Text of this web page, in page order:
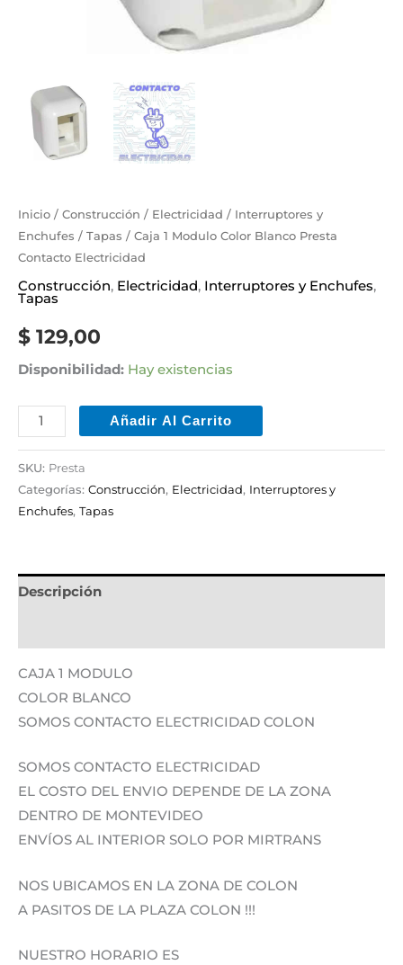
Inicio / Construcción / Electricidad / Interruptores y
Enchufes / Tapas / Caja 1 Modulo Color Blanco Presta
Contacto Electricidad
Construcción, Electricidad, Interruptores y Enchufes,
Tapas
$ 129,00
Disponibilidad: Hay existencias
Añadir Al Carrito
SKU: Presta
Categorías: Construcción, Electricidad, Interruptores y
Enchufes, Tapas
Descripción
CAJA 1 MODULO
COLOR BLANCO
SOMOS CONTACTO ELECTRICIDAD COLON
SOMOS CONTACTO ELECTRICIDAD
EL COSTO DEL ENVIO DEPENDE DE LA ZONA
DENTRO DE MONTEVIDEO
ENVÍOS AL INTERIOR SOLO POR MIRTRANS
NOS UBICAMOS EN LA ZONA DE COLON
A PASITOS DE LA PLAZA COLON !!!
NUESTRO HORARIO ES